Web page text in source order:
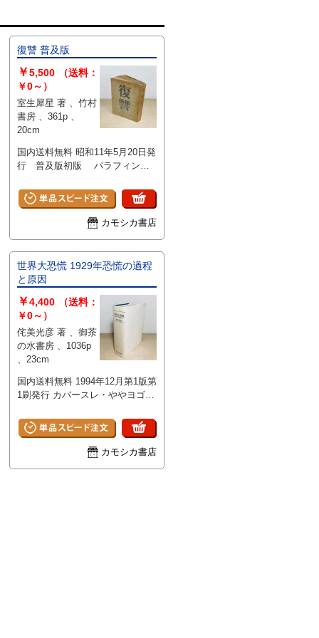
復讐 普及版
￥5,500
（送料：
￥0～）
室生犀星 著 、竹村
書房 、361p 、
20cm
国内送料無料 昭和11年5月20日発
行 普及版初版 パラフィン紙
れ。後ろ見返し日付・蔵書記名。
本文書き込みなどはなく保存良好
カモシカ書店
世界大恐慌 1929年恐慌の過程
と原因
￥4,400
（送料：
￥0～）
侘美光彦 著 、御茶
の水書房 、1036p
、23cm
国内送料無料 1994年12月第1版第
1刷発行 カバースレ・ややヨゴ
き込みなどはなく保存良好です。
カモシカ書店